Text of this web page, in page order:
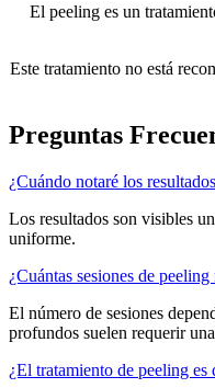
El peeling es un
Este tratamiento no está
Preguntas
¿Cuándo notaré los
Los resultados son visibles
uniforme.
¿Cuántas sesiones de
El número de sesiones
profundos suelen requerir
¿El tratamiento de peeling es